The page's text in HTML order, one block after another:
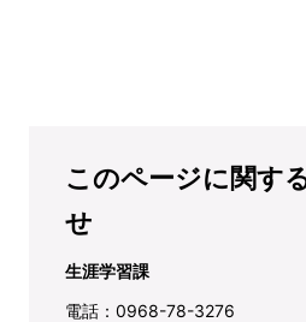
このページに関す
せ
生涯学習課
電話：0968-78-3276